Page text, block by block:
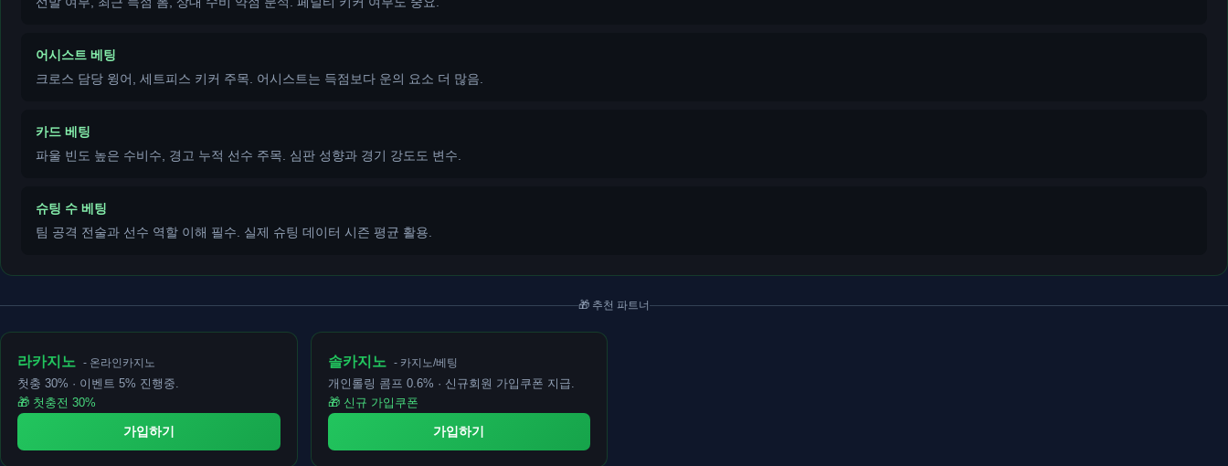
어시스트 베팅
크로스 담당 윙어, 세트피스 키커 주목. 어시스트는 득점보다 운의 요소 더 많음.
카드 베팅
파울 빈도 높은 수비수, 경고 누적 선수 주목. 심판 성향과 경기 강도도 변수.
슈팅 수 베팅
팀 공격 전술과 선수 역할 이해 필수. 실제 슈팅 데이터 시즌 평균 활용.
🎁 추천 파트너
라카지노 - 온라인카지노
첫충 30% · 이벤트 5% 진행중.
🎁 첫충전 30%
가입하기
솔카지노 - 카지노/베팅
개인롤링 콤프 0.6% · 신규회원 가입쿠폰 지급.
🎁 신규 가입쿠폰
가입하기